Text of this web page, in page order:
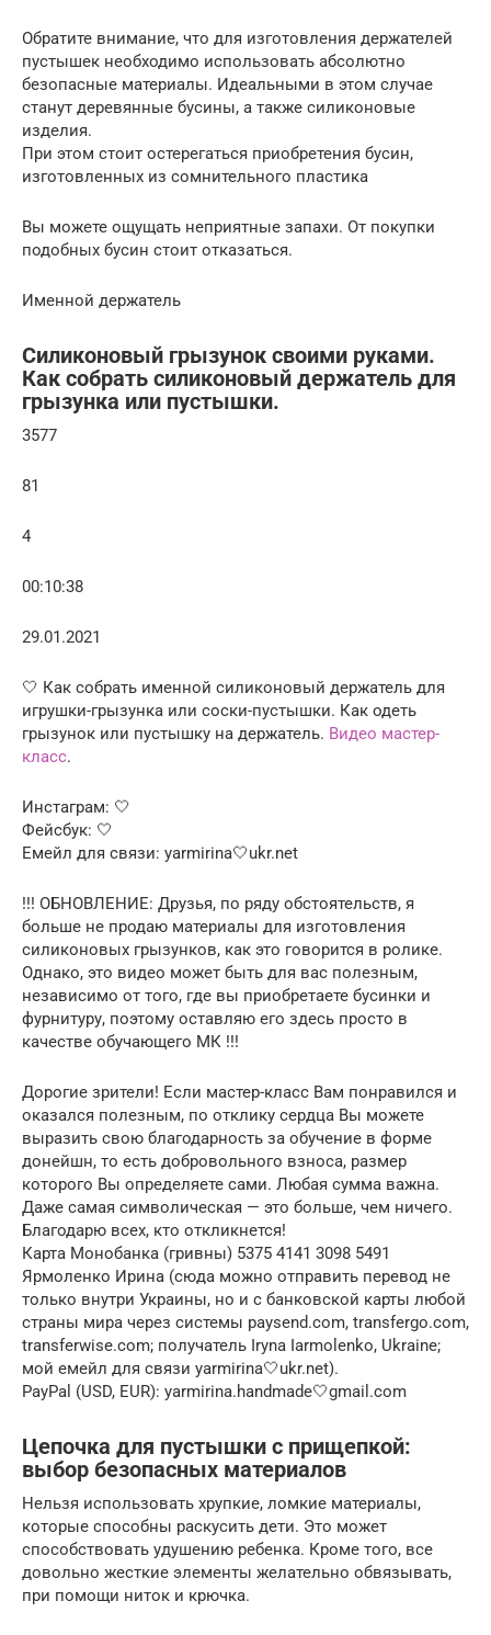
Обратите внимание, что для изготовления держателей
пустышек необходимо использовать абсолютно
безопасные материалы. Идеальными в этом случае
станут деревянные бусины, а также силиконовые
изделия.
При этом стоит остерегаться приобретения бусин,
изготовленных из сомнительного пластика
Вы можете ощущать неприятные запахи. От покупки
подобных бусин стоит отказаться.
Именной держатель
Силиконовый грызунок своими руками.
Как собрать силиконовый держатель для
грызунка или пустышки.
3577
81
4
00:10:38
29.01.2021
🤍 Как собрать именной силиконовый держатель для
игрушки-грызунка или соски-пустышки. Как одеть
грызунок или пустышку на держатель. Видео мастер-
класс.
Инстаграм: 🤍
Фейсбук: 🤍
Емейл для связи: yarmirina🤍ukr.net
!!! ОБНОВЛЕНИЕ: Друзья, по ряду обстоятельств, я
больше не продаю материалы для изготовления
силиконовых грызунков, как это говорится в ролике.
Однако, это видео может быть для вас полезным,
независимо от того, где вы приобретаете бусинки и
фурнитуру, поэтому оставляю его здесь просто в
качестве обучающего МК !!!
Дорогие зрители! Если мастер-класс Вам понравился и
оказался полезным, по отклику сердца Вы можете
выразить свою благодарность за обучение в форме
донейшн, то есть добровольного взноса, размер
которого Вы определяете сами. Любая сумма важна.
Даже самая символическая — это больше, чем ничего.
Благодарю всех, кто откликнется!
Карта Монобанка (гривны) 5375 4141 3098 5491
Ярмоленко Ирина (сюда можно отправить перевод не
только внутри Украины, но и с банковской карты любой
страны мира через системы paysend.com, transfergo.com,
transferwise.com; получатель Iryna Iarmolenko, Ukraine;
мой емейл для связи yarmirina🤍ukr.net).
PayPal (USD, EUR): yarmirina.handmade🤍gmail.com
Цепочка для пустышки с прищепкой:
выбор безопасных материалов
Нельзя использовать хрупкие, ломкие материалы,
которые способны раскусить дети. Это может
способствовать удушению ребенка. Кроме того, все
довольно жесткие элементы желательно обвязывать,
при помощи ниток и крючка.